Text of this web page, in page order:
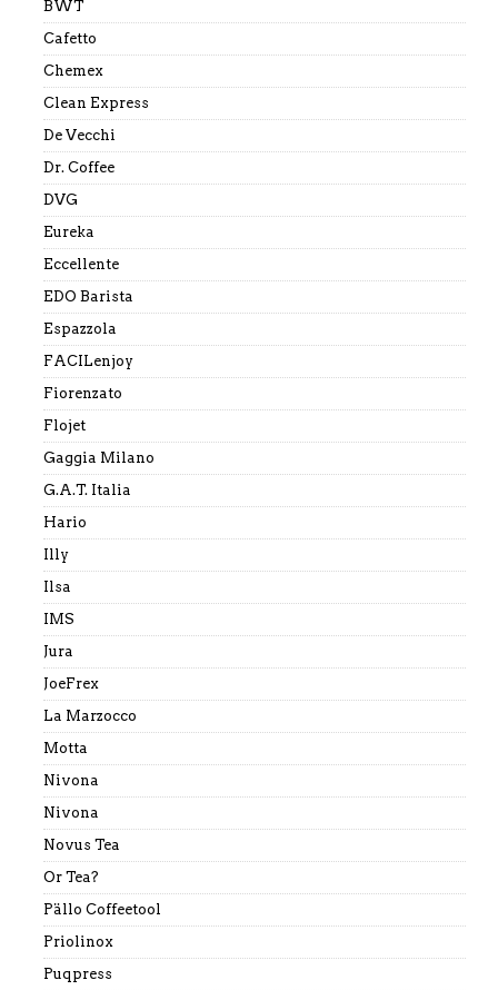
BWT
Cafetto
Chemex
Clean Express
De Vecchi
Dr. Coffee
DVG
Eureka
Eccellente
EDO Barista
Espazzola
FACILenjoy
Fiorenzato
Flojet
Gaggia Milano
G.A.T. Italia
Hario
Illy
Ilsa
IMS
Jura
JoeFrex
La Marzocco
Motta
Nivona
Nivona
Novus Tea
Or Tea?
Pällo Coffeetool
Priolinox
Puqpress